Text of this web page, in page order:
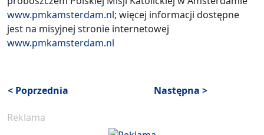
www.pmkamsterdam.nl; więcej informacji dostępne
jest na misyjnej stronie internetowej
www.pmkamsterdam.nl
< Poprzednia Następna >
Reklama